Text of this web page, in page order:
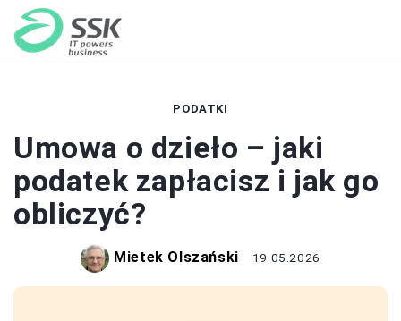
PODATKI
Umowa o dzieło – jaki
podatek zapłacisz i jak go
obliczyć?
Mietek Olszański 19.05.2026